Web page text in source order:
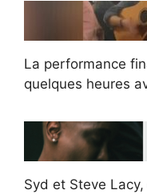
La performance
quelques heures
Syd et Steve